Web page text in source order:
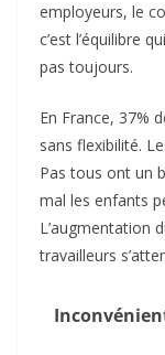
employeurs, le
c’est l’équilibre
pas toujours.​
En France, 37%
sans flexibilité.
Pas tous ont un
mal les enfants
L’augmentation
travailleurs